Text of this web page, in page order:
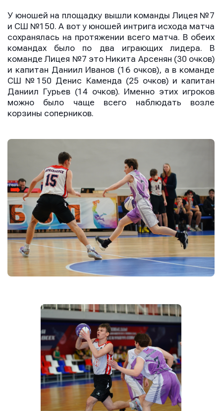
У юношей на площадку вышли команды Лицея №7
и СШ №150. А вот у юношей интрига исхода матча
сохранялась на протяжении всего матча. В обеих
командах было по два играющих лидера. В
команде Лицея №7 это Никита Арсенян (30 очков)
и капитан Даниил Иванов (16 очков), а в команде
СШ №150 Денис Каменда (25 очков) и капитан
Даниил Гурьев (14 очков). Именно этих игроков
можно было чаще всего наблюдать возле
корзины соперников.